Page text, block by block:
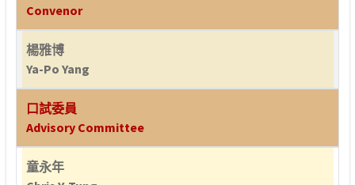
Convenor
楊雅博
Ya-Po Yang
口試委員
Advisory Committee
童永年